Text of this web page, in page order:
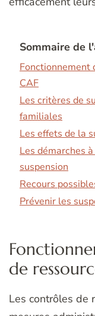
Sommaire de
Fonctionnement
CAF
Les critères de
familiales
Les effets de la
Les démarches
suspension
Recours
Prévenir les
de
Les contrôles de